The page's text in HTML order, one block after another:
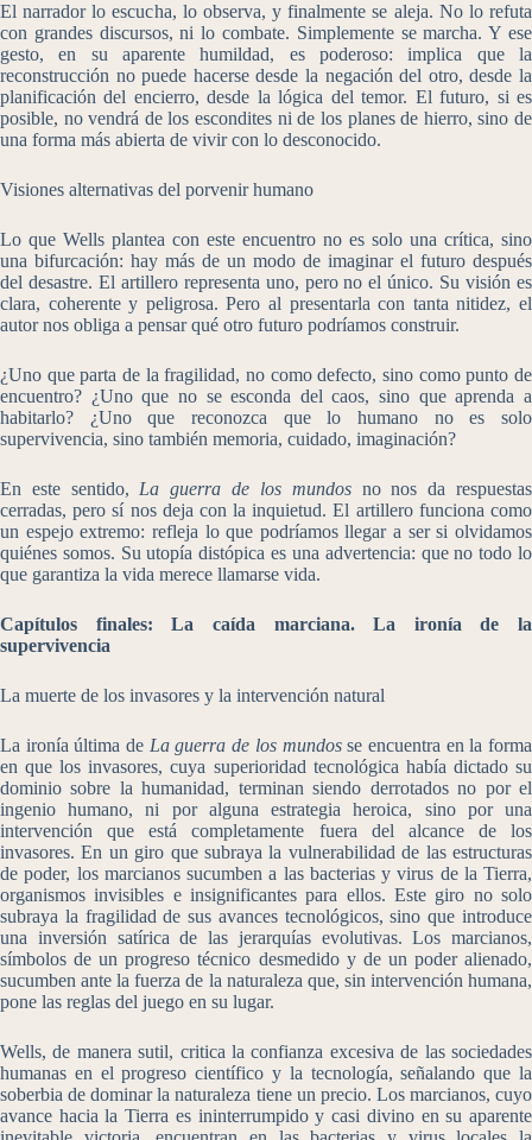
El narrador lo escucha, lo observa, y finalmente se aleja. No lo refuta
con grandes discursos, ni lo combate. Simplemente se marcha. Y ese
gesto, en su aparente humildad, es poderoso: implica que la
reconstrucción no puede hacerse desde la negación del otro, desde la
planificación del encierro, desde la lógica del temor. El futuro, si es
posible, no vendrá de los escondites ni de los planes de hierro, sino de
una forma más abierta de vivir con lo desconocido.
Visiones alternativas del porvenir humano
Lo que Wells plantea con este encuentro no es solo una crítica, sino
una bifurcación: hay más de un modo de imaginar el futuro después
del desastre. El artillero representa uno, pero no el único. Su visión es
clara, coherente y peligrosa. Pero al presentarla con tanta nitidez, el
autor nos obliga a pensar qué otro futuro podríamos construir.
¿Uno que parta de la fragilidad, no como defecto, sino como punto de
encuentro? ¿Uno que no se esconda del caos, sino que aprenda a
habitarlo? ¿Uno que reconozca que lo humano no es solo
supervivencia, sino también memoria, cuidado, imaginación?
En este sentido, La guerra de los mundosno nos da respuestas
cerradas, pero sí nos deja con la inquietud. El artillero funciona como
un espejo extremo: refleja lo que podríamos llegar a ser si olvidamos
quiénes somos. Su utopía distópica es una advertencia: que no todo lo
que garantiza la vida merece llamarse vida.
Capítulos finales: La caída marciana. La ironía de la
supervivencia
La muerte de los invasores y la intervención natural
La ironía última de La guerra de los mundosse encuentra en la forma
en que los invasores, cuya superioridad tecnológica había dictado su
dominio sobre la humanidad, terminan siendo derrotados no por el
ingenio humano, ni por alguna estrategia heroica, sino por una
intervención que está completamente fuera del alcance de los
invasores. En un giro que subraya la vulnerabilidad de las estructuras
de poder, los marcianos sucumben a las bacterias y virus de la Tierra,
organismos invisibles e insignificantes para ellos. Este giro no solo
subraya la fragilidad de sus avances tecnológicos, sino que introduce
una inversión satírica de las jerarquías evolutivas. Los marcianos,
símbolos de un progreso técnico desmedido y de un poder alienado,
sucumben ante la fuerza de la naturaleza que, sin intervención humana,
pone las reglas del juego en su lugar.
Wells, de manera sutil, critica la confianza excesiva de las sociedades
humanas en el progreso científico y la tecnología, señalando que la
soberbia de dominar la naturaleza tiene un precio. Los marcianos, cuyo
avance hacia la Tierra es ininterrumpido y casi divino en su aparente